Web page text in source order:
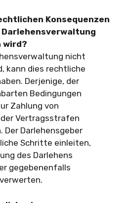
Konsequenzen
wird?
nicht
kann dies rechtliche
Derjenige, der
Bedingungen
Zahlung von
Vertragsstrafen
Darlehensgeber
Schritte einleiten,
des Darlehens
gegebenenfalls